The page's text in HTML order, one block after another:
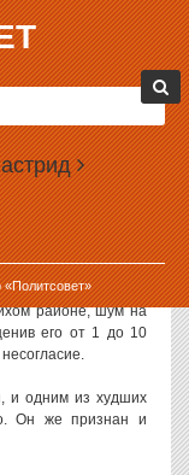
ШУМНЫМ
рейтинге тихих и
миллионников он
в городах страны,
выразить
районе, шум на
его от 1 до 10
и одним из худших
Он же признан и